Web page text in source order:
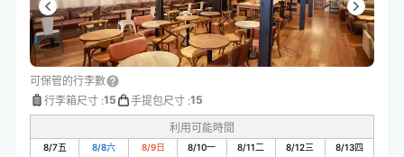
可保管的行李數
行李箱尺寸 :15 手提包尺寸 :15
利用可能時間
8/7五 8/8六 8/9日 8/10一 8/11二 8/12三 8/13四